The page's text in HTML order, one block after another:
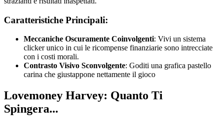
Caratteristiche Principali:
Meccaniche Oscuramente Coinvolgenti: Vivi un sistema
clicker unico in cui le ricompense finanziarie sono intrecciate
con i costi morali.
Contrasto Visivo Sconvolgente: Goditi una grafica pastello
carina che giustappone nettamente il gioco
Lovemoney Harvey: Quanto Ti
Spingera...